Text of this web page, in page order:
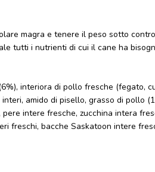
magra e tenere il peso sotto
tutti i nutrienti di cui il cane ha
interiora di pollo fresche (fegato,
amido di pisello, grasso di pollo
intere fresche, zucchina intera
bacche Saskatoon intere